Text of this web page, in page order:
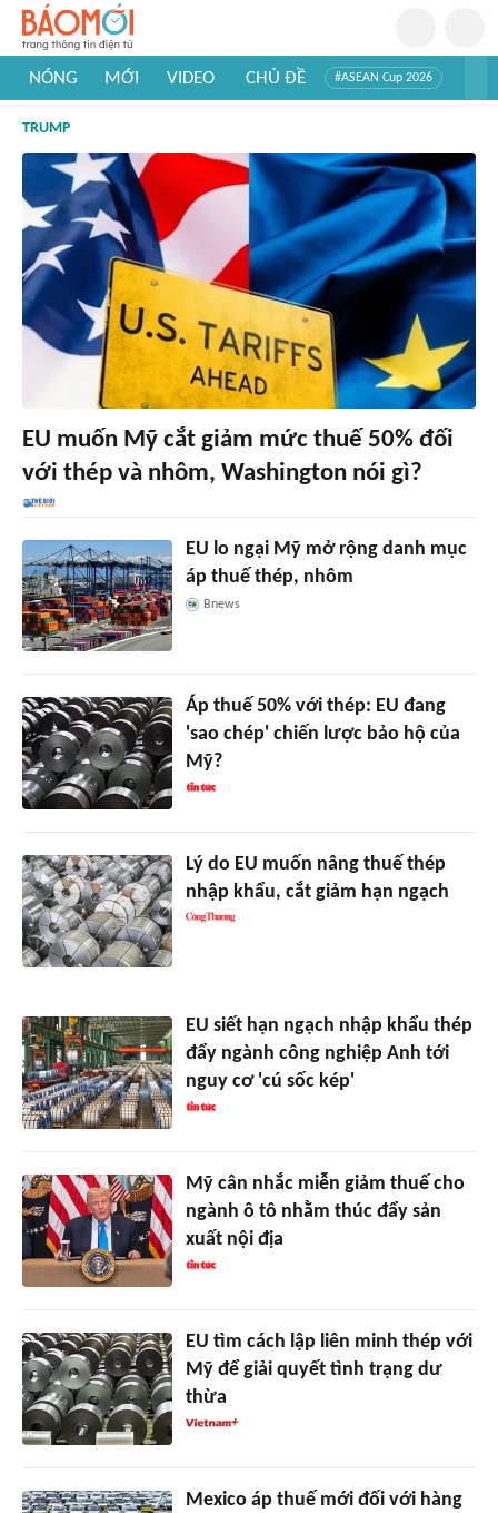
NÓNG MỚI VIDEO CHỦ ĐỀ #ASEAN Cup 2026
#Khám phá thế giới
TRUMP
EU muốn Mỹ cắt giảm mức thuế 50% đối
với thép và nhôm, Washington nói gì?
EU lo ngại Mỹ mở rộng danh mục
áp thuế thép, nhôm
Bnews
Áp thuế 50% với thép: EU đang
'sao chép' chiến lược bảo hộ của
Mỹ?
Lý do EU muốn nâng thuế thép
nhập khẩu, cắt giảm hạn ngạch
EU siết hạn ngạch nhập khẩu thép
đẩy ngành công nghiệp Anh tới
nguy cơ 'cú sốc kép'
Mỹ cân nhắc miễn giảm thuế cho
ngành ô tô nhằm thúc đẩy sản
xuất nội địa
EU tìm cách lập liên minh thép với
Mỹ để giải quyết tình trạng dư
thừa
Mexico áp thuế mới đối với hàng